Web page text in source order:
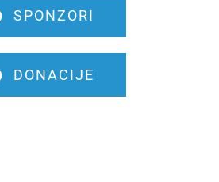
SPONZORI
DONACIJE